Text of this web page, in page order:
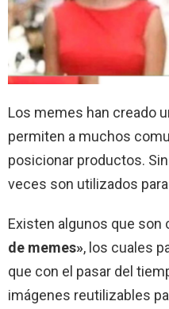
Los memes han creado
permiten a muchos
posicionar productos.
veces son utilizados
Existen algunos que son
de memes», los cuales
que con el pasar del
imágenes reutilizables